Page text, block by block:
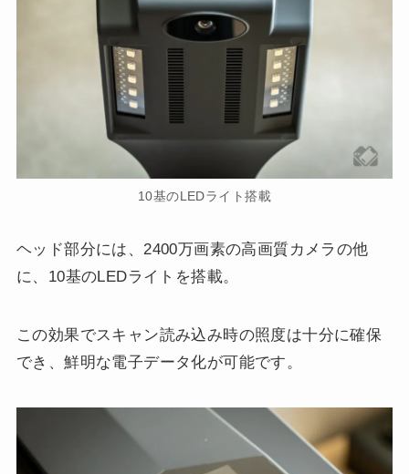
10基のLEDライト搭載
ヘッド部分には、2400万画素の高画質カメラの他
に、10基のLEDライトを搭載。
この効果でスキャン読み込み時の照度は十分に確保
でき、鮮明な電子データ化が可能です。